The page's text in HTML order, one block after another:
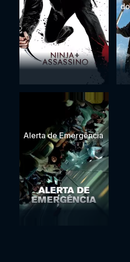
Alerta de Emergência